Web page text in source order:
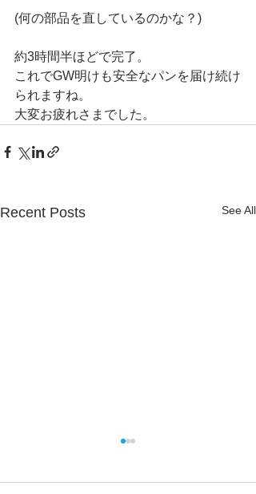
(何の部品を直しているのかな？)
約3時間半ほどで完了。
これでGW明けも安全なパンを届け続け
られますね。
大変お疲れさまでした。
Recent Posts See All